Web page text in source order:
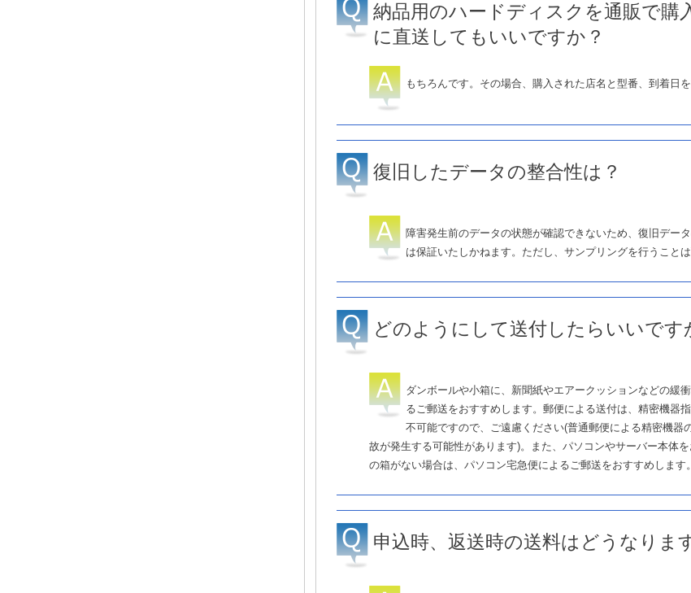
納品用のハードディスクを通販で購
に直送してもいいですか？
もちろんです。その場合、購入された店名と型番、到着日
復旧したデータの整合性は？
障害発生前のデータの状態が確認できないため、復旧デー
は保証いたしかねます。ただし、サンプリングを行うこと
どのようにして送付したらいいです
ダンボールや小箱に、新聞紙やエアークッションなどの緩
るご郵送をおすすめします。郵便による送付は、精密機器
不可能ですので、ご遠慮ください(普通郵便による精密機器
故が発生する可能性があります)。また、パソコンやサーバー本体
の箱がない場合は、パソコン宅急便によるご郵送をおすすめします。
申込時、返送時の送料はどうなりま